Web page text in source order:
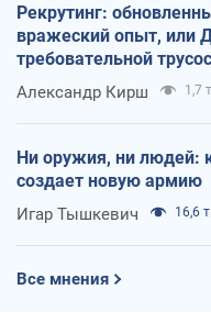
Рекрутинг:
вражеский опыт, или
требовательной
Александр Кирш 1,7 т.
Ни оружия, ни людей:
создает новую армию
Игар Тышкевич 16,6 т.
Все мнения